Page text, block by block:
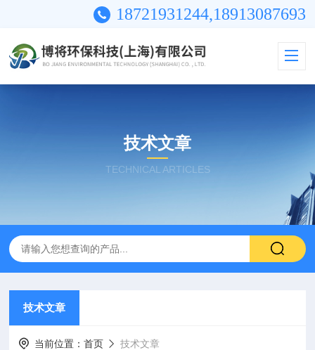
18721931244,18913087693
技术文章
TECHNICAL ARTICLES
技术文章
当前位置：首页 技术文章